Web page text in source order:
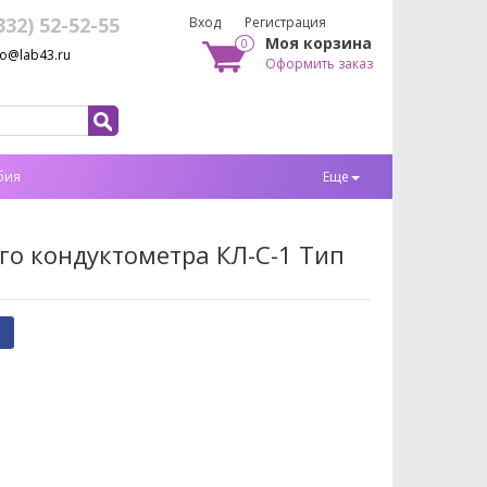
52-52-55 Вход Регистрация
0 Моя корзина
Оформить заказ
Еще
кондуктометра КЛ-С-1 Тип